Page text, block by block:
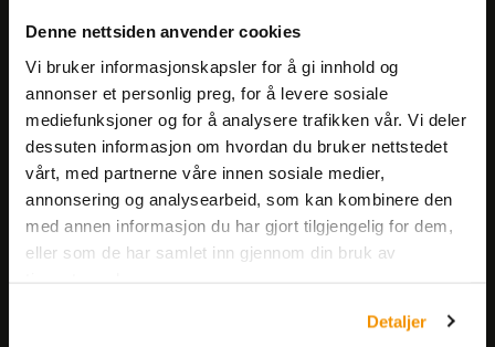
Denne nettsiden anvender cookies
Vi bruker informasjonskapsler for å gi innhold og
annonser et personlig preg, for å levere sosiale
mediefunksjoner og for å analysere trafikken vår. Vi deler
dessuten informasjon om hvordan du bruker nettstedet
vårt, med partnerne våre innen sosiale medier,
annonsering og analysearbeid, som kan kombinere den
med annen informasjon du har gjort tilgjengelig for dem,
eller som de har samlet inn gjennom din bruk av
Detaljer
Få informasjon om produkter,
arrangementer og kampanjer.
Meld på nyhetsbrev